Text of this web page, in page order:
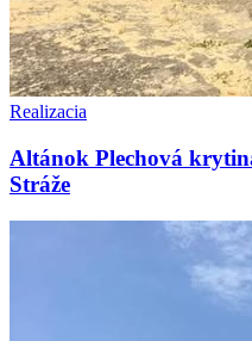
Realizacia
Altánok Plechová
Stráže